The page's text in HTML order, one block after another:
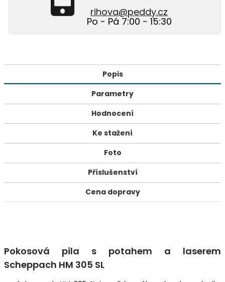
rihova@peddy.cz
Po - Pá 7:00 - 15:30
Popis
Parametry
Hodnocení
Ke stažení
Foto
Příslušenství
Cena dopravy
Pokosová pila s potahem a laserem
Scheppach HM 305 SL